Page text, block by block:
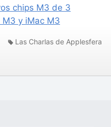
chips M3 de 3
M3 y iMac M3
Las Charlas de Applesfera